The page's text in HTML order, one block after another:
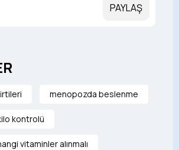
PAYLAŞ
menopozda beslenme
kontrolü
vitaminler alınmalı